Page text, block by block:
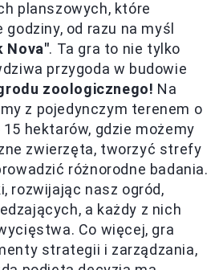
planszowych, które
godziny, od razu na myśl
Nova". Ta gra to nie tylko
przygoda w budowie
zoologicznego! Na
z pojedynczym terenem o
15 hektarów, gdzie możemy
zwierzęta, tworzyć strefy
różnorodne badania.
rozwijając nasz ogród,
a każdy z nich
Co więcej, gra
strategii i zarządzania,